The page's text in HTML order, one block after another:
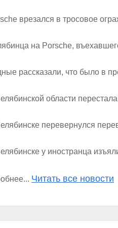
врезался в тросовое
на Porsche,
рассказали, что было в
области
перевернулся
у иностранца
Читать все новости